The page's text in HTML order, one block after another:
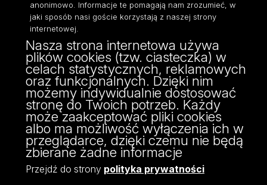
ul. Kopcińskiego 8/12
90-232 Łódź
NIP: 724-000-32-43
fax: 42/635 47 85
dziekanat@wpia.uni.lodz.pl
anonimowo. Informacje te pomagają nam zrozumieć, w
jaki sposób nasi goście korzystają z naszej strony
internetowej.
Nasza strona internetowa używa
plików cookies (tzw. ciasteczka) w
celach statystycznych, reklamowych
oraz funkcjonalnych. Dzięki nim
możemy indywidualnie dostosować
stronę do Twoich potrzeb. Każdy
może zaakceptować pliki cookies
albo ma możliwość wyłączenia ich w
przeglądarce, dzięki czemu nie będą
zbierane żadne informacje
Przejdź do strony polityka prywatności